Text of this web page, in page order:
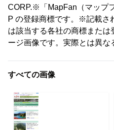
CORP.※「MapFan（マップ
P の登録商標です。※記載さ
は該当する各社の商標また
ージ画像です。実際とは異な
すべての画像